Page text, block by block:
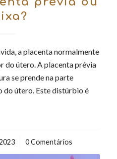
a placenta normalmente
do útero. A placenta prévia
se prende na parte
do útero. Este distúrbio é
0 Comentários